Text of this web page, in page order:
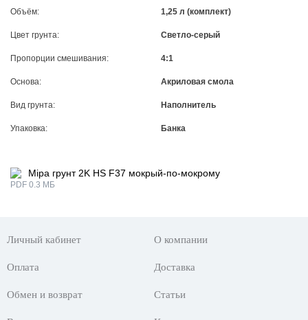
Объём: 1,25 л (комплект)
Цвет грунта: Светло-серый
Пропорции смешивания: 4:1
Основа: Акриловая смола
Вид грунта: Наполнитель
Упаковка: Банка
Mipa грунт 2K HS F37 мокрый-по-мокрому
PDF 0.3 МБ
Личный кабинет О компании
Оплата Доставка
Обмен и возврат Статьи